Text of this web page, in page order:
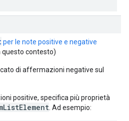
per le note positive e negative
questo contesto)
di affermazioni negative sul
positive, specifica più proprietà
. Ad esempio: